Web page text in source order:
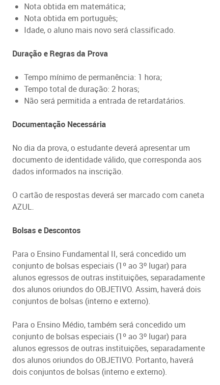
Nota obtida em matemática;
Nota obtida em português;
Idade, o aluno mais novo será classificado.
Duração e Regras da Prova
Tempo mínimo de permanência: 1 hora;
Tempo total de duração: 2 horas;
Não será permitida a entrada de retardatários.
Documentação Necessária
No dia da prova, o estudante deverá apresentar um
documento de identidade válido, que corresponda aos
dados informados na inscrição.
O cartão de respostas deverá ser marcado com caneta
AZUL.
Bolsas e Descontos
Para o Ensino Fundamental II, será concedido um
conjunto de bolsas especiais (1º ao 3º lugar) para
alunos egressos de outras instituições, separadamente
dos alunos oriundos do OBJETIVO. Assim, haverá dois
conjuntos de bolsas (interno e externo).
Para o Ensino Médio, também será concedido um
conjunto de bolsas especiais (1º ao 3º lugar) para
alunos egressos de outras instituições, separadamente
dos alunos oriundos do OBJETIVO. Portanto, haverá
dois conjuntos de bolsas (interno e externo).